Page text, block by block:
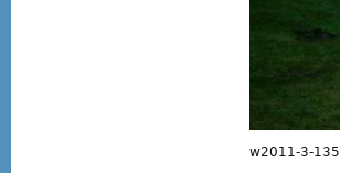
w2011-3-135